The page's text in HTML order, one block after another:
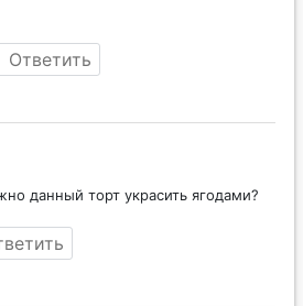
Ответить
данный торт украсить ягодами?